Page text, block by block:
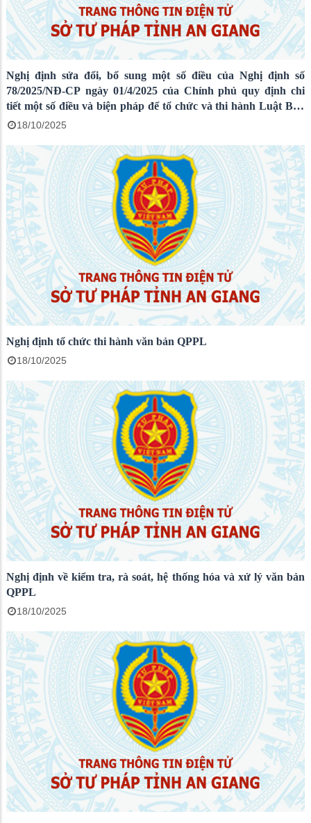
Nghị định sửa đổi, bổ sung một số điều của Nghị định số
78/2025/NĐ-CP ngày 01/4/2025 của Chính phủ quy định chi
tiết một số điều và biện pháp để tổ chức và thi hành Luật Ban
hành văn bản QPPL...
18/10/2025
Nghị định tổ chức thi hành văn bản QPPL
18/10/2025
Nghị định về kiểm tra, rà soát, hệ thống hóa và xử lý văn bản
QPPL
18/10/2025